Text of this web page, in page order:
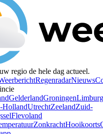
regio de hele dag actueel.
RegenradarNieuws
GelderlandGroningenLimburg
HollandUtrechtZeelandZuid-
Flevoland
ZonkrachtHooikoorts